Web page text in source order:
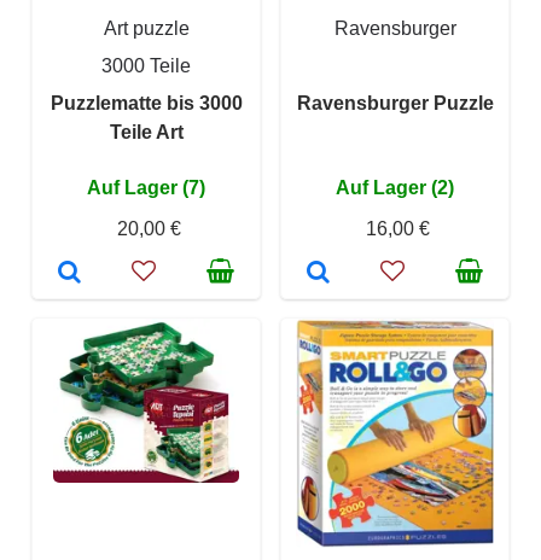
Art puzzle
3000 Teile
Puzzlematte bis 3000
Teile Art
Auf Lager (7)
20,00 €
Ravensburger
Ravensburger Puzzle
Auf Lager (2)
16,00 €